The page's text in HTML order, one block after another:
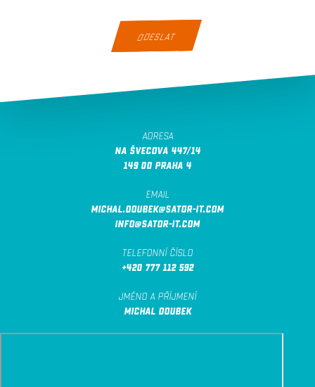
ADRESA
Na Švecova 447/14
149 00 Praha 4
EMAIL
Michal.Doubek@sator-it.com
info@sator-it.com
TELEFONNÍ ČÍSLO
+420 777 112 592
JMÉNO A PŘÍJMENÍ
MICHAL DOUBEK